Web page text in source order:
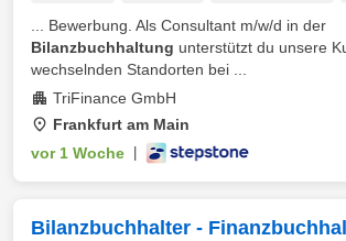
... Bewerbung. Als Consultant m/w/d in der
Bilanzbuchhaltung unterstützt du unsere
wechselnden Standorten bei ...
TriFinance GmbH
Frankfurt am Main
vor 1 Woche
Bilanzbuchhalter -